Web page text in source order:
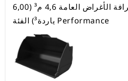
جرافة الأغراض العامة 4,6 م³ (6,00
ياردة³) الفئة Performance